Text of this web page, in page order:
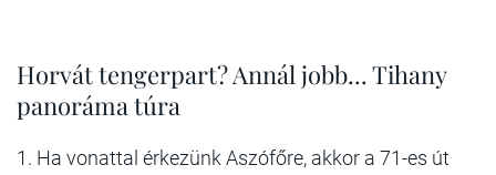
Horvát tengerpart? Annál jobb... Tihany
panoráma túra
1. Ha vonattal érkezünk Aszófőre, akkor a 71-es út